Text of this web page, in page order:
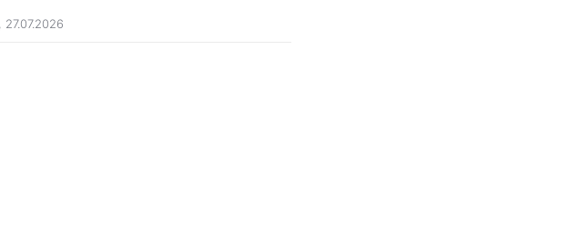
27.07.2026